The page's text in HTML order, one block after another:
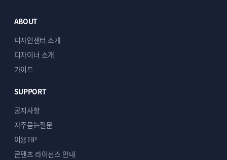
ABOUT
디자인센터 소개
디자이너 소개
가이드
SUPPORT
공지사항
자주묻는질문
이용TIP
콘텐츠 라이선스 안내